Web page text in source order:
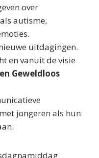
over
autisme,
uitdagingen.
en vanuit de visie
Geweldloos
jongeren als hun